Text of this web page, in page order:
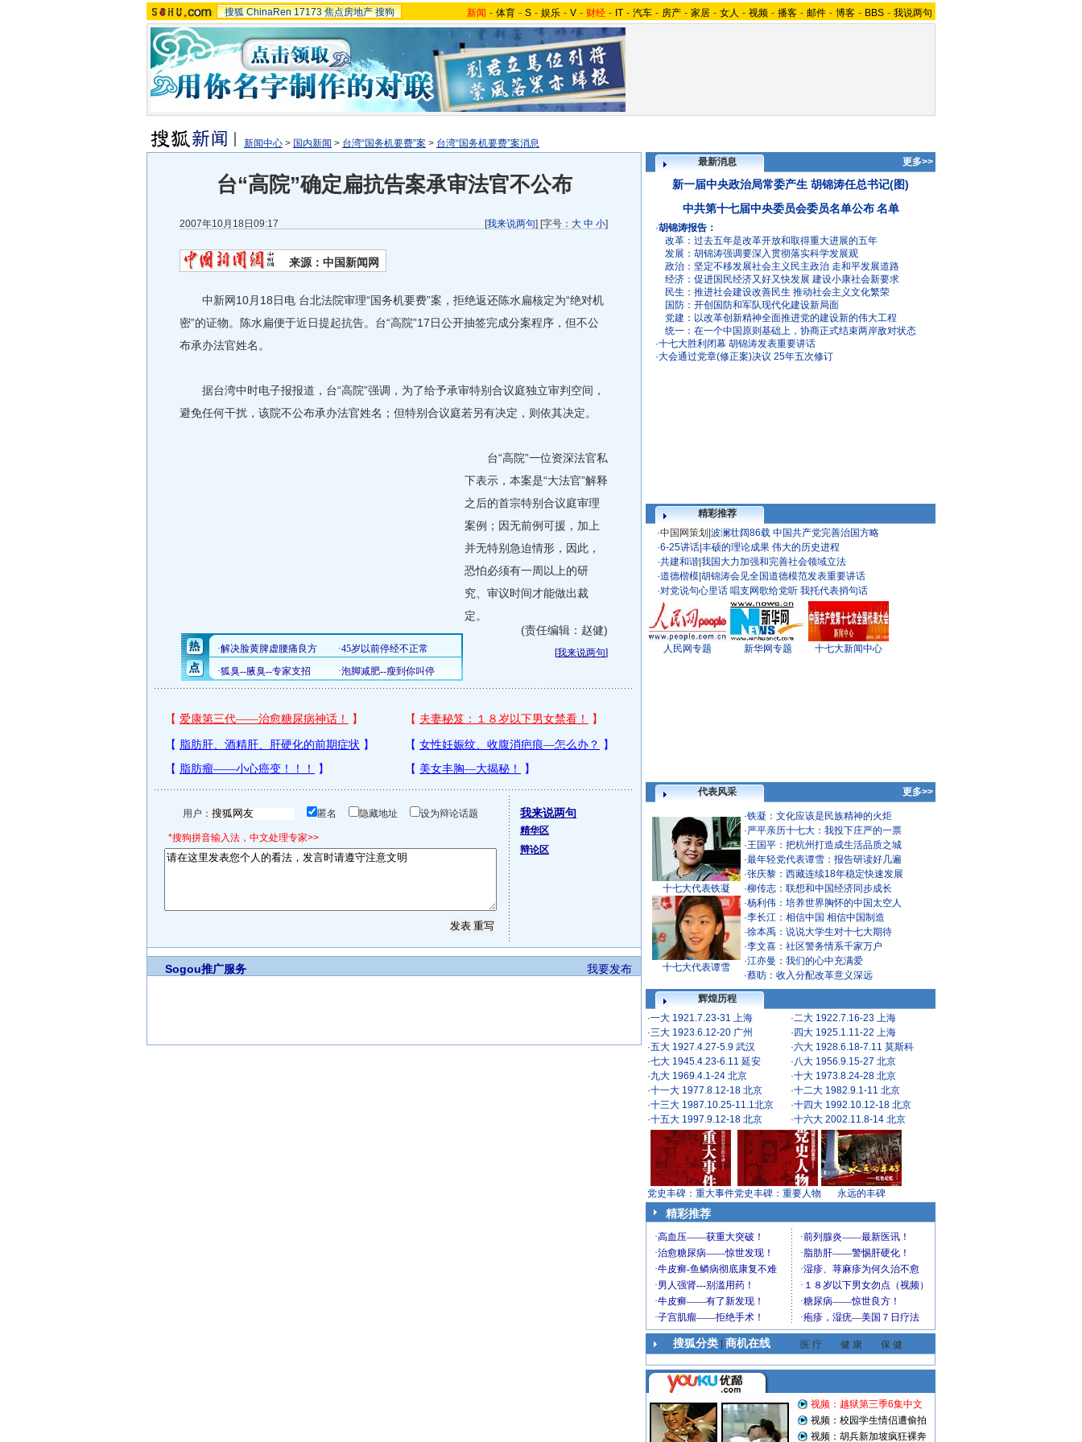
搜狐 ChinaRen 17173 焦点房地产 搜狗 新闻 - 体育 - S - 娱乐 - V - 财经 - IT - 汽车 - 房产 - 家居 - 女人 - 视频 - 播客 - 邮件 - 博客 - BBS - 我说两句
新闻中心 > 国内新闻 > 台湾“国务机要费”案 > 台湾“国务机要费”案消息
台“高院”确定扁抗告案承审法官不公布
2007年10月18日09:17 [我来说两句] [字号： 大 中 小]
来源：中国新闻网
中新网10月18日电 台北法院审理“国务机要费”案，拒绝返还陈水扁核定为“绝对机
密”的证物。陈水扁便于近日提起抗告。台“高院”17日公开抽签完成分案程序，但不公
布承办法官姓名。
据台湾中时电子报报道，台“高院”强调，为了给予承审特别合议庭独立审判空间，
避免任何干扰，该院不公布承办法官姓名；但特别合议庭若另有决定，则依其决定。
台“高院”一位资深法官私
下表示，本案是“大法官”解释
之后的首宗特别合议庭审理
案例；因无前例可援，加上
并无特别急迫情形，因此，
恐怕必须有一周以上的研
究、审议时间才能做出裁
定。
(责任编辑：赵健)
[我来说两句]
用户： 匿名 隐藏地址 设为辩论话题
*搜狗拼音输入法，中文处理专家>>
我来说两句
精华区
辩论区
我要发布
Sogou推广服务
最新消息 更多>>
新一届中央政治局常委产生 胡锦涛任总书记(图)
中共第十七届中央委员会委员名单公布 名单
·胡锦涛报告：
改革： 过去五年是改革开放和取得重大进展的五年
发展： 胡锦涛强调要深入贯彻落实科学发展观
政治： 坚定不移发展社会主义民主政治 走和平发展道路
经济： 促进国民经济又好又快发展 建设小康社会新要求
民生： 推进社会建设改善民生 推动社会主义文化繁荣
国防： 开创国防和军队现代化建设新局面
党建： 以改革创新精神全面推进党的建设新的伟大工程
统一： 在一个中国原则基础上，协商正式结束两岸敌对状态
·十七大胜利闭幕 胡锦涛发表重要讲话
·大会通过党章(修正案)决议 25年五次修订
精彩推荐
·中国网策划 波澜壮阔86载 中国共产党完善治国方略
·6-25讲话 丰硕的理论成果 伟大的历史进程
·共建和谐 我国大力加强和完善社会领域立法
·道德楷模 胡锦涛会见全国道德模范发表重要讲话
·对党说句心里话 唱支网歌给党听 我托代表捎句话
人民网专题 新华网专题 十七大新闻中心
代表风采 更多>>
十七大代表铁凝
十七大代表谭雪
·铁凝：文化应该是民族精神的火炬
·严平亲历十七大：我投下庄严的一票
·王国平：把杭州打造成生活品质之城
·最年轻党代表谭雪：报告研读好几遍
·张庆黎：西藏连续18年稳定快速发展
·柳传志：联想和中国经济同步成长
·杨利伟：培养世界胸怀的中国太空人
·李长江：相信中国 相信中国制造
·徐本禹：说说大学生对十七大期待
·李文喜：社区警务情系千家万户
·江亦曼：我们的心中充满爱
·蔡昉：收入分配改革意义深远
辉煌历程
·一大 1921.7.23-31 上海 ·二大 1922.7.16-23 上海
·三大 1923.6.12-20 广州 · 四大 1925.1.11-22 上海
·五大 1927.4.27-5.9 武汉 ·六大 1928.6.18-7.11 莫斯科
·七大 1945.4.23-6.11 延安 ·八大 1956.9.15-27 北京
·九大 1969.4.1-24 北京 ·十大 1973.8.24-28 北京
·十一大 1977.8.12-18 北京 ·十二大 1982.9.1-11 北京
·十三大 1987.10.25-11.1北京 ·十四大 1992.10.12-18 北京
·十五大 1997.9.12-18 北京 ·十六大 2002.11.8-14 北京
党史丰碑：重大事件党史丰碑：重要人物 永远的丰碑
精彩推荐
搜狐分类| 商机在线 医 疗 健 康 保 健
视频：越狱第三季6集中文
视频：校园学生情侣遭偷拍
视频：胡兵新加坡疯狂裸奔